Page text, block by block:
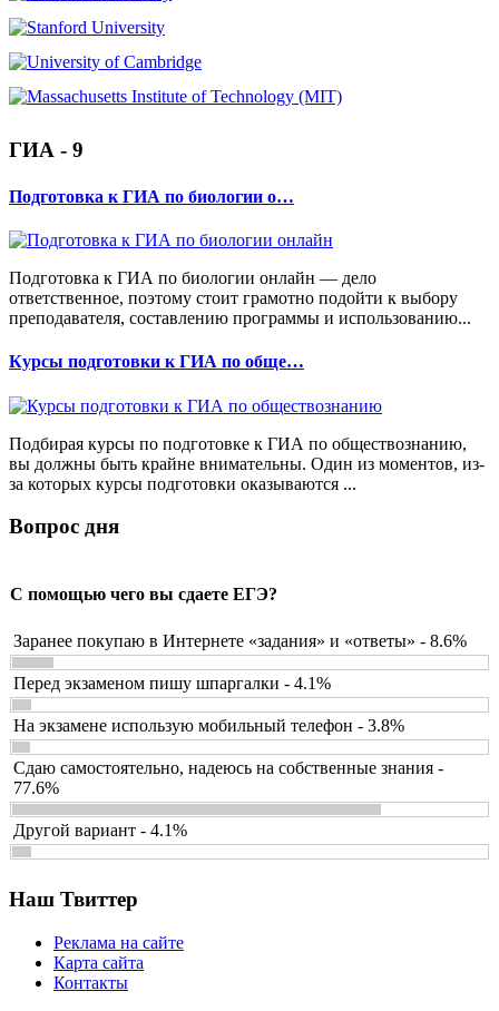
ГИА - 9
Подготовка к ГИА по биологии о…
Подготовка к ГИА по биологии онлайн — дело
ответственное, поэтому стоит грамотно подойти к выбору
преподавателя, составлению программы и использованию...
Курсы подготовки к ГИА по обще…
Подбирая курсы по подготовке к ГИА по обществознанию,
вы должны быть крайне внимательны. Один из моментов, из-
за которых курсы подготовки оказываются ...
Вопрос дня
С помощью чего вы сдаете ЕГЭ?
Заранее покупаю в Интернете «задания» и «ответы» - 8.6%
Перед экзаменом пишу шпаргалки - 4.1%
На экзамене использую мобильный телефон - 3.8%
Сдаю самостоятельно, надеюсь на собственные знания -
77.6%
Другой вариант - 4.1%
Наш Твиттер
Реклама на сайте
Карта сайта
Контакты